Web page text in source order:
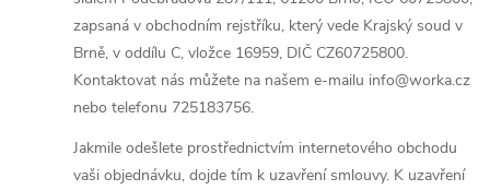
zapsaná v obchodním rejstříku, který vede Krajský soud v
Brně, v oddílu C, vložce 16959, DIČ CZ60725800.
Kontaktovat nás můžete na našem e-mailu info@worka.cz
nebo telefonu 725183756.
Jakmile odešlete prostřednictvím internetového obchodu
vaši objednávku, dojde tím k uzavření smlouvy. K uzavření